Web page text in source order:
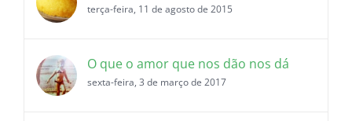
terça-feira, 11 de agosto de 2015
O que o amor que nos dão nos dá
sexta-feira, 3 de março de 2017